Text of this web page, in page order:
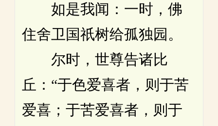
如是我闻：一时，佛
住舍卫国祇树给孤独园。
尔时，世尊告诸比
丘：“于色爱喜者，则于苦
爱喜；于苦爱喜者，则于